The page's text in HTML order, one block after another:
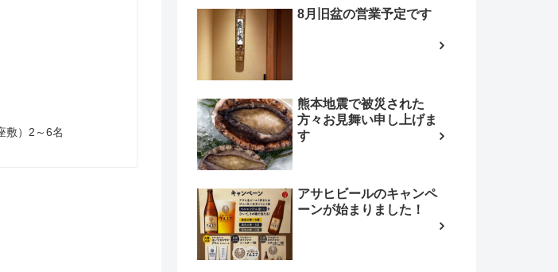
敷）2～6名
8月旧盆の営業予定です
熊本地震で被災された
方々お見舞い申し上げま
す
アサヒビールのキャンペ
ーンが始まりました！